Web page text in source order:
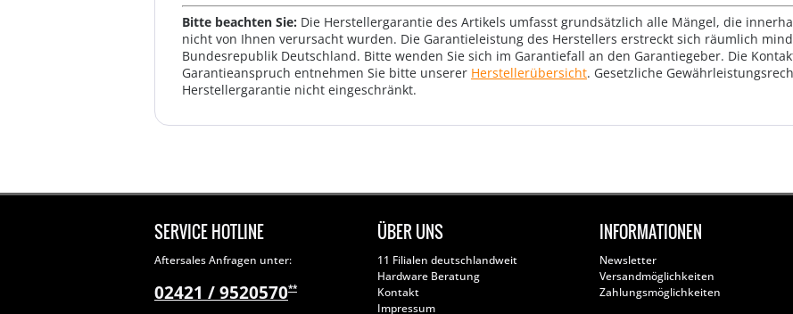
Bitte beachten Sie: Die Herstellergarantie des Artikels umfasst grundsätzlich alle Mängel, die
nicht von Ihnen verursacht wurden. Die Garantieleistung des Herstellers erstreckt sich räumlich
Bundesrepublik Deutschland. Bitte wenden Sie sich im Garantiefall an den Garantiegeber. Die
Garantieanspruch entnehmen Sie bitte unserer Herstellerübersicht. Gesetzliche
Herstellergarantie nicht eingeschränkt.
SERVICE HOTLINE
Aftersales Anfragen unter:
02421 / 9520570**
ÜBER UNS
11 Filialen deutschlandweit
Hardware Beratung
Kontakt
Impressum
INFORMATIONEN
Newsletter
Versandmöglichkeiten
Zahlungsmöglichkeiten